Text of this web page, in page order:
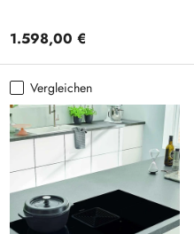
Normaler Preis
1.598,00 €
Vergleichen